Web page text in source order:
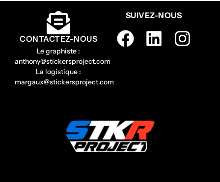
CONTACTEZ-NOUS
Le graphiste :
anthony@stickersproject.com
La logistique :
margaux@stickersproject.com
SUIVEZ-NOUS